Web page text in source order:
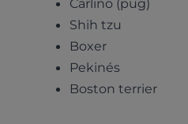
Carlino (pug)
Shih tzu
Boxer
Pekinés
Boston terrier